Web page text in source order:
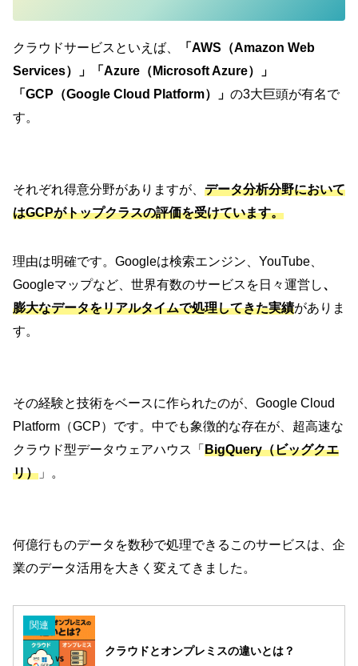
クラウドサービスといえば、
「AWS（Amazon Web
Services）」「Azure（Microsoft Azure）」
「GCP（Google Cloud Platform）」 の3大巨頭が有名で
す。
それぞれ得意分野がありますが、 データ分析分野において
はGCPがトップクラスの評価を受けています。
理由は明確です。Googleは検索エンジン、YouTube、
Googleマップなど、世界有数のサービスを日々運営し、
膨大なデータをリアルタイムで処理してきた実績がありま
す。
その経験と技術をベースに作られたのが、Google Cloud
Platform（GCP）です。中でも象徴的な存在が、超高速な
クラウド型データウェアハウス「 BigQuery（ビッグクエ
リ） 」。
何億行ものデータを数秒で処理できるこのサービスは、企
業のデータ活用を大きく変えてきました。
関連
クラウドとオンプレミスの違いとは？